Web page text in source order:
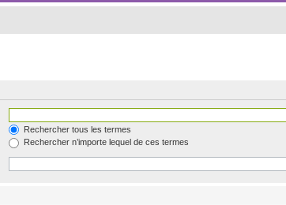
Rechercher tous les termes
Rechercher n’importe lequel de ces termes